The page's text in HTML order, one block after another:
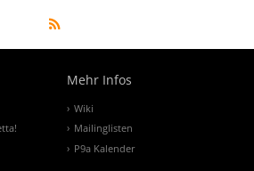
Mehr Infos
Wiki
Mailinglisten
P9a Kalender